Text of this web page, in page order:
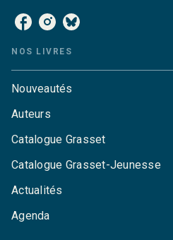
NOS LIVRES
Nouveautés
Auteurs
Catalogue Grasset
Catalogue Grasset-Jeunesse
Actualités
Agenda